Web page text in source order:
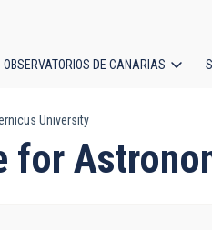
OBSERVATORIOS DE CANARIAS
University